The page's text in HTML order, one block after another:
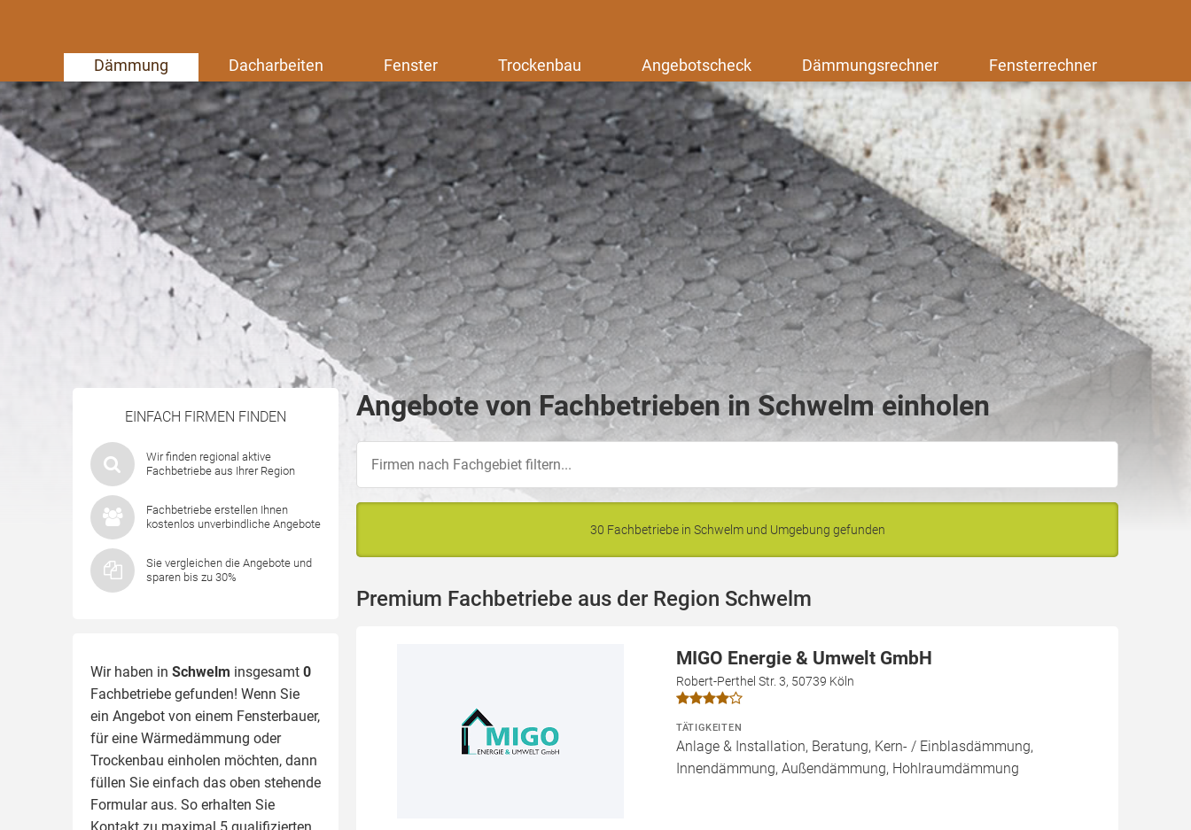
Dämmung Dacharbeiten Fenster Trockenbau Angebotscheck Dämmungsrechner Fensterrechner
EINFACH FIRMEN FINDEN
Wir finden regional aktive
Fachbetriebe aus Ihrer Region
Fachbetriebe erstellen Ihnen
kostenlos unverbindliche Angebote
Sie vergleichen die Angebote und
sparen bis zu 30%
Wir haben in Schwelm insgesamt 0
Fachbetriebe gefunden! Wenn Sie
ein Angebot von einem Fensterbauer,
für eine Wärmedämmung oder
Trockenbau einholen möchten, dann
füllen Sie einfach das oben stehende
Formular aus. So erhalten Sie
Angebote von Fachbetrieben in Schwelm einholen
30 Fachbetriebe in Schwelm und Umgebung gefunden
Premium Fachbetriebe aus der Region Schwelm
MIGO Energie & Umwelt GmbH
Robert-Perthel Str. 3, 50739 Köln
TÄTIGKEITEN
Anlage & Installation, Beratung, Kern- / Einblasdämmung,
Innendämmung, Außendämmung, Hohlraumdämmung